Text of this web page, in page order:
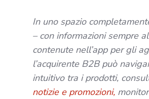
In uno spazio
– con informazioni sempre
contenute nell’app per gli
l’acquirente B2B può
intuitivo tra i prodotti,
notizie e promozioni,